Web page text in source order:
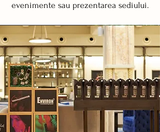
evenimente sau prezentarea sediului.